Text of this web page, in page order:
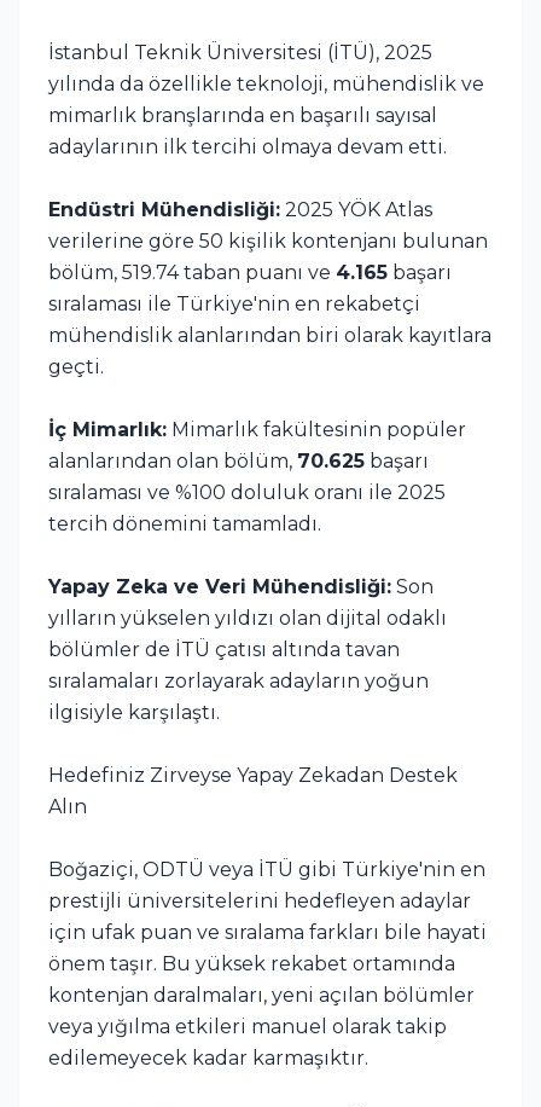
İstanbul Teknik Üniversitesi (İTÜ), 2025
yılında da özellikle teknoloji, mühendislik ve
mimarlık branşlarında en başarılı sayısal
adaylarının ilk tercihi olmaya devam etti.
Endüstri Mühendisliği: 2025 YÖK Atlas
verilerine göre 50 kişilik kontenjanı bulunan
bölüm, 519.74 taban puanı ve 4.165 başarı
sıralaması ile Türkiye'nin en rekabetçi
mühendislik alanlarından biri olarak kayıtlara
geçti.
İç Mimarlık: Mimarlık fakültesinin popüler
alanlarından olan bölüm, 70.625 başarı
sıralaması ve %100 doluluk oranı ile 2025
tercih dönemini tamamladı.
Yapay Zeka ve Veri Mühendisliği: Son
yılların yükselen yıldızı olan dijital odaklı
bölümler de İTÜ çatısı altında tavan
sıralamaları zorlayarak adayların yoğun
ilgisiyle karşılaştı.
Hedefiniz Zirveyse Yapay Zekadan Destek
Alın
Boğaziçi, ODTÜ veya İTÜ gibi Türkiye'nin en
prestijli üniversitelerini hedefleyen adaylar
için ufak puan ve sıralama farkları bile hayati
önem taşır. Bu yüksek rekabet ortamında
kontenjan daralmaları, yeni açılan bölümler
veya yığılma etkileri manuel olarak takip
edilemeyecek kadar karmaşıktır.